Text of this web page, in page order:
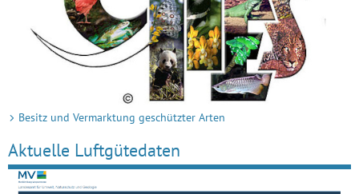
Besitz und Vermarktung geschützter Arten
Aktuelle Luftgütedaten